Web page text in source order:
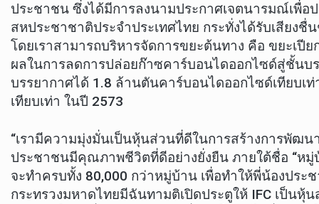
ประชาชน ซึ่งได้มีการลงนามประกาศเจตนารมณ์เพื่อ
สหประชาชาติประจำประเทศไทย กระทั่งได้รับเสียง
โดยเราสามารถบริหารจัดการขยะต้นทาง คือ ขยะเปี
ผลในการลดการปล่อยก๊าซคาร์บอนไดออกไซด์สู่ชั้น
บรรยากาศได้ 1.8 ล้านตันคาร์บอนไดออกไซด์เทียบ
เทียบเท่า ในปี 2573
“เรามีความมุ่งมั่นเป็นหุ้นส่วนที่ดีในการสร้างการพัฒ
ประชาชนมีคุณภาพชีวิตที่ดีอย่างยั่งยืน ภายใต้ชื่อ “หมู่
จะทำครบทั้ง 80,000 กว่าหมู่บ้าน เพื่อทำให้พี่น้องปร
กระทรวงมหาดไทยมีฉันทามติเปิดประตูให้ IFC เป็น